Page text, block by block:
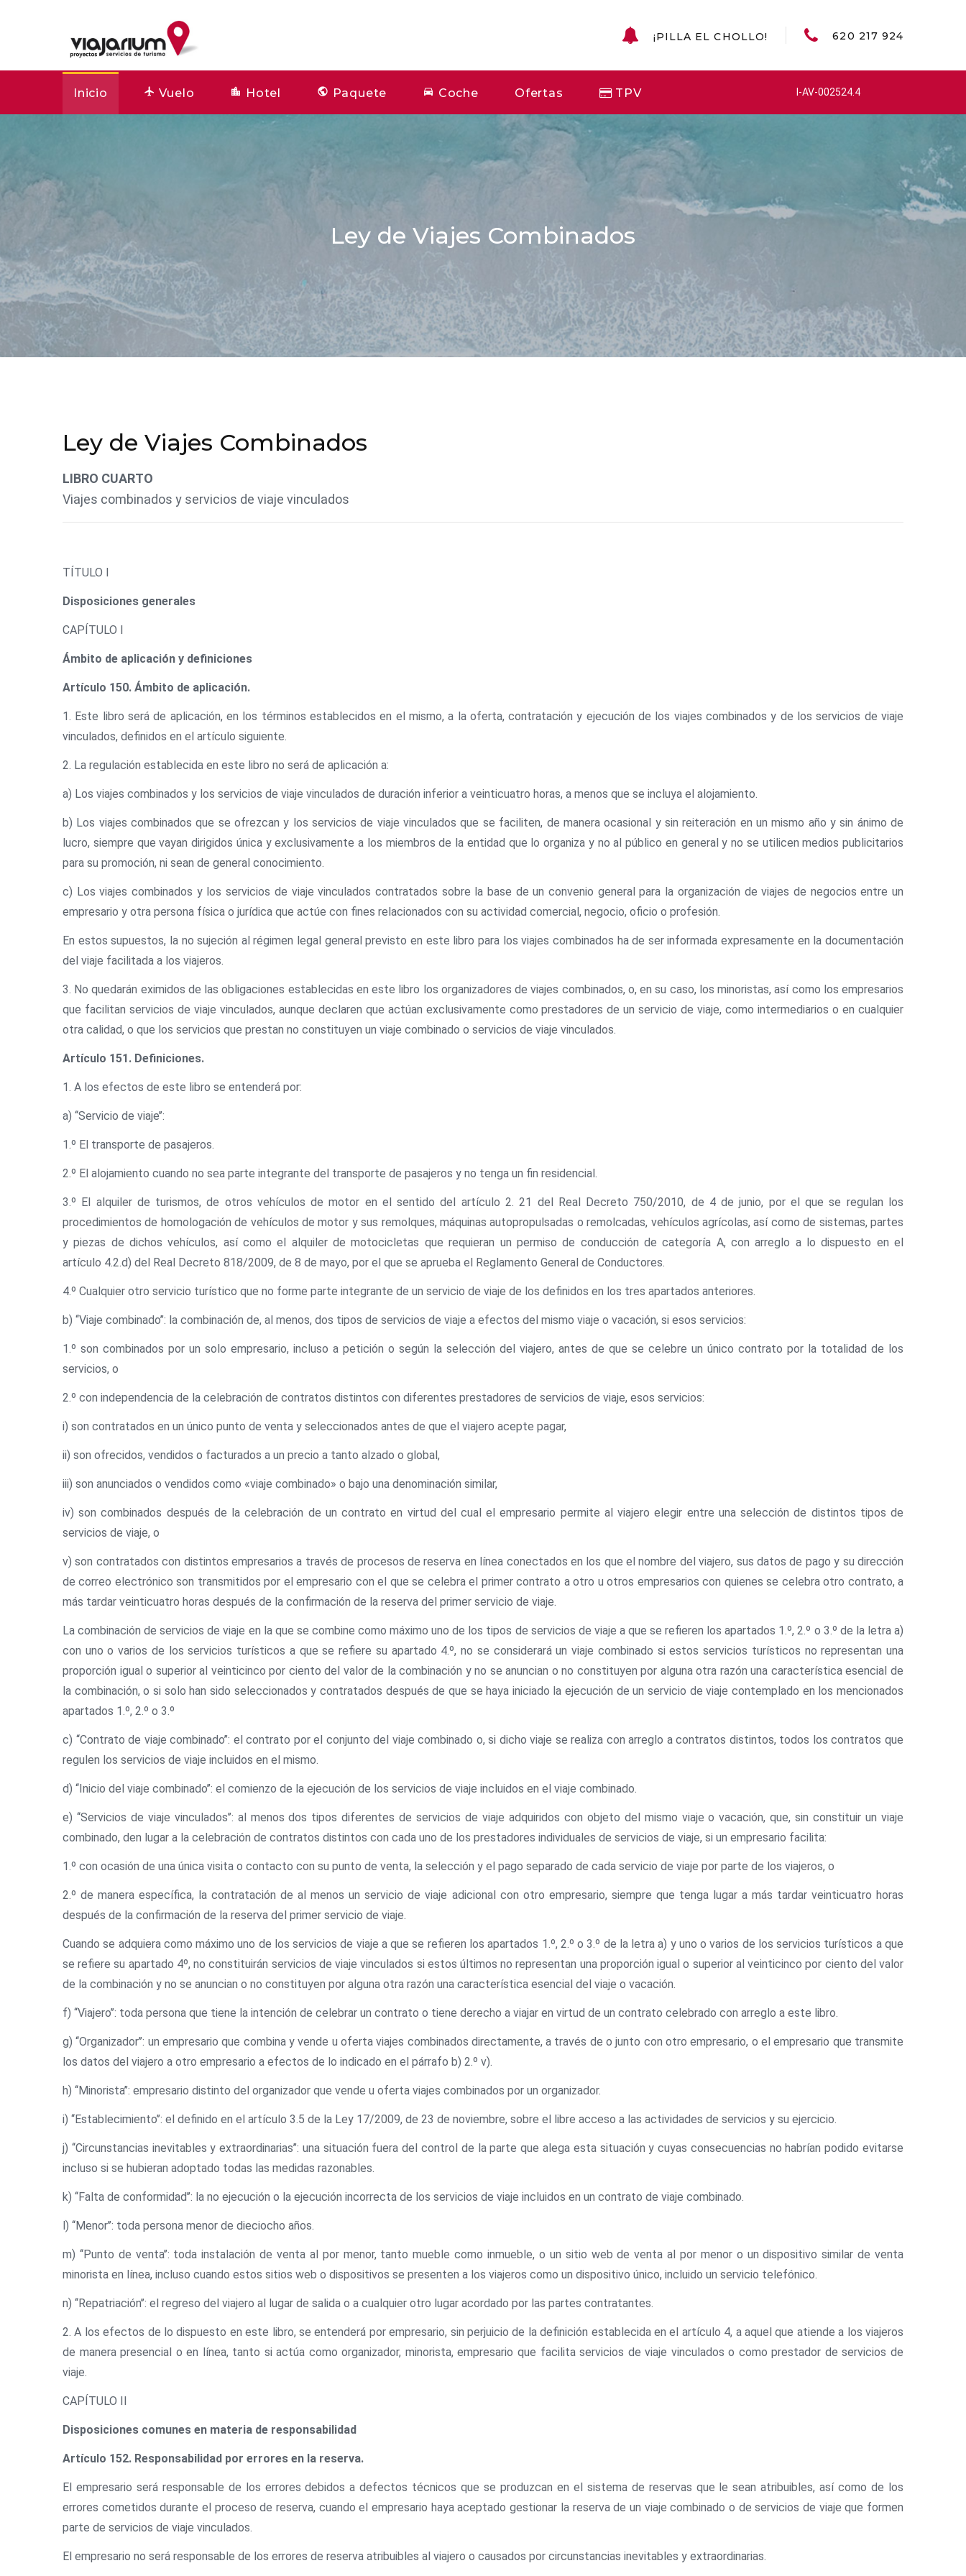
¡PILLA EL CHOLLO! 620 217 924
I-AV-002524.4
Inicio Vuelo Hotel Paquete Coche Ofertas TPV
Ley de Viajes Combinados
Ley de Viajes Combinados
LIBRO CUARTO
Viajes combinados y servicios de viaje vinculados
TÍTULO I
Disposiciones generales
CAPÍTULO I
Ámbito de aplicación y definiciones
Artículo 150. Ámbito de aplicación.
1. Este libro será de aplicación, en los términos establecidos en el mismo, a la oferta, contratación y ejecución de los viajes combinados y de los servicios de viaje
vinculados, definidos en el artículo siguiente.
2. La regulación establecida en este libro no será de aplicación a:
a) Los viajes combinados y los servicios de viaje vinculados de duración inferior a veinticuatro horas, a menos que se incluya el alojamiento.
b) Los viajes combinados que se ofrezcan y los servicios de viaje vinculados que se faciliten, de manera ocasional y sin reiteración en un mismo año y sin ánimo de
lucro, siempre que vayan dirigidos única y exclusivamente a los miembros de la entidad que lo organiza y no al público en general y no se utilicen medios publicitarios
para su promoción, ni sean de general conocimiento.
c) Los viajes combinados y los servicios de viaje vinculados contratados sobre la base de un convenio general para la organización de viajes de negocios entre un
empresario y otra persona física o jurídica que actúe con fines relacionados con su actividad comercial, negocio, oficio o profesión.
En estos supuestos, la no sujeción al régimen legal general previsto en este libro para los viajes combinados ha de ser informada expresamente en la documentación
del viaje facilitada a los viajeros.
3. No quedarán eximidos de las obligaciones establecidas en este libro los organizadores de viajes combinados, o, en su caso, los minoristas, así como los empresarios
que facilitan servicios de viaje vinculados, aunque declaren que actúan exclusivamente como prestadores de un servicio de viaje, como intermediarios o en cualquier
otra calidad, o que los servicios que prestan no constituyen un viaje combinado o servicios de viaje vinculados.
Artículo 151. Definiciones.
1. A los efectos de este libro se entenderá por:
a) ‘‘Servicio de viaje’’:
1.º El transporte de pasajeros.
2.º El alojamiento cuando no sea parte integrante del transporte de pasajeros y no tenga un fin residencial.
3.º El alquiler de turismos, de otros vehículos de motor en el sentido del artículo 2. 21 del Real Decreto 750/2010, de 4 de junio, por el que se regulan los
procedimientos de homologación de vehículos de motor y sus remolques, máquinas autopropulsadas o remolcadas, vehículos agrícolas, así como de sistemas, partes
y piezas de dichos vehículos, así como el alquiler de motocicletas que requieran un permiso de conducción de categoría A, con arreglo a lo dispuesto en el
artículo 4.2.d) del Real Decreto 818/2009, de 8 de mayo, por el que se aprueba el Reglamento General de Conductores.
4.º Cualquier otro servicio turístico que no forme parte integrante de un servicio de viaje de los definidos en los tres apartados anteriores.
b) ‘‘Viaje combinado’’: la combinación de, al menos, dos tipos de servicios de viaje a efectos del mismo viaje o vacación, si esos servicios:
1.º son combinados por un solo empresario, incluso a petición o según la selección del viajero, antes de que se celebre un único contrato por la totalidad de los
servicios, o
2.º con independencia de la celebración de contratos distintos con diferentes prestadores de servicios de viaje, esos servicios:
i) son contratados en un único punto de venta y seleccionados antes de que el viajero acepte pagar,
ii) son ofrecidos, vendidos o facturados a un precio a tanto alzado o global,
iii) son anunciados o vendidos como «viaje combinado» o bajo una denominación similar,
iv) son combinados después de la celebración de un contrato en virtud del cual el empresario permite al viajero elegir entre una selección de distintos tipos de
servicios de viaje, o
v) son contratados con distintos empresarios a través de procesos de reserva en línea conectados en los que el nombre del viajero, sus datos de pago y su dirección
de correo electrónico son transmitidos por el empresario con el que se celebra el primer contrato a otro u otros empresarios con quienes se celebra otro contrato, a
más tardar veinticuatro horas después de la confirmación de la reserva del primer servicio de viaje.
La combinación de servicios de viaje en la que se combine como máximo uno de los tipos de servicios de viaje a que se refieren los apartados 1.º, 2.º o 3.º de la letra a)
con uno o varios de los servicios turísticos a que se refiere su apartado 4.º, no se considerará un viaje combinado si estos servicios turísticos no representan una
proporción igual o superior al veinticinco por ciento del valor de la combinación y no se anuncian o no constituyen por alguna otra razón una característica esencial de
la combinación, o si solo han sido seleccionados y contratados después de que se haya iniciado la ejecución de un servicio de viaje contemplado en los mencionados
apartados 1.º, 2.º o 3.º
c) ‘‘Contrato de viaje combinado’’: el contrato por el conjunto del viaje combinado o, si dicho viaje se realiza con arreglo a contratos distintos, todos los contratos que
regulen los servicios de viaje incluidos en el mismo.
d) ‘‘Inicio del viaje combinado’’: el comienzo de la ejecución de los servicios de viaje incluidos en el viaje combinado.
e) ‘‘Servicios de viaje vinculados’’: al menos dos tipos diferentes de servicios de viaje adquiridos con objeto del mismo viaje o vacación, que, sin constituir un viaje
combinado, den lugar a la celebración de contratos distintos con cada uno de los prestadores individuales de servicios de viaje, si un empresario facilita:
1.º con ocasión de una única visita o contacto con su punto de venta, la selección y el pago separado de cada servicio de viaje por parte de los viajeros, o
2.º de manera específica, la contratación de al menos un servicio de viaje adicional con otro empresario, siempre que tenga lugar a más tardar veinticuatro horas
después de la confirmación de la reserva del primer servicio de viaje.
Cuando se adquiera como máximo uno de los servicios de viaje a que se refieren los apartados 1.º, 2.º o 3.º de la letra a) y uno o varios de los servicios turísticos a que
se refiere su apartado 4º, no constituirán servicios de viaje vinculados si estos últimos no representan una proporción igual o superior al veinticinco por ciento del valor
de la combinación y no se anuncian o no constituyen por alguna otra razón una característica esencial del viaje o vacación.
f) ‘‘Viajero’’: toda persona que tiene la intención de celebrar un contrato o tiene derecho a viajar en virtud de un contrato celebrado con arreglo a este libro.
g) ‘‘Organizador’’: un empresario que combina y vende u oferta viajes combinados directamente, a través de o junto con otro empresario, o el empresario que transmite
los datos del viajero a otro empresario a efectos de lo indicado en el párrafo b) 2.º v).
h) ‘‘Minorista’’: empresario distinto del organizador que vende u oferta viajes combinados por un organizador.
i) ‘‘Establecimiento’’: el definido en el artículo 3.5 de la Ley 17/2009, de 23 de noviembre, sobre el libre acceso a las actividades de servicios y su ejercicio.
j) ‘‘Circunstancias inevitables y extraordinarias’’: una situación fuera del control de la parte que alega esta situación y cuyas consecuencias no habrían podido evitarse
incluso si se hubieran adoptado todas las medidas razonables.
k) ‘‘Falta de conformidad’’: la no ejecución o la ejecución incorrecta de los servicios de viaje incluidos en un contrato de viaje combinado.
l) ‘‘Menor’’: toda persona menor de dieciocho años.
m) ‘‘Punto de venta’’: toda instalación de venta al por menor, tanto mueble como inmueble, o un sitio web de venta al por menor o un dispositivo similar de venta
minorista en línea, incluso cuando estos sitios web o dispositivos se presenten a los viajeros como un dispositivo único, incluido un servicio telefónico.
n) ‘‘Repatriación’’: el regreso del viajero al lugar de salida o a cualquier otro lugar acordado por las partes contratantes.
2. A los efectos de lo dispuesto en este libro, se entenderá por empresario, sin perjuicio de la definición establecida en el artículo 4, a aquel que atiende a los viajeros
de manera presencial o en línea, tanto si actúa como organizador, minorista, empresario que facilita servicios de viaje vinculados o como prestador de servicios de
viaje.
CAPÍTULO II
Disposiciones comunes en materia de responsabilidad
Artículo 152. Responsabilidad por errores en la reserva.
El empresario será responsable de los errores debidos a defectos técnicos que se produzcan en el sistema de reservas que le sean atribuibles, así como de los
errores cometidos durante el proceso de reserva, cuando el empresario haya aceptado gestionar la reserva de un viaje combinado o de servicios de viaje que formen
parte de servicios de viaje vinculados.
El empresario no será responsable de los errores de reserva atribuibles al viajero o causados por circunstancias inevitables y extraordinarias.